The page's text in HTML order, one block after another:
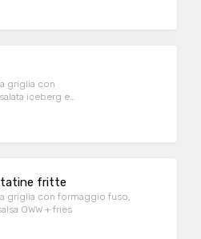
griglia con
iceberg e
fritte
griglia con formaggio fuso,
OWW + fries